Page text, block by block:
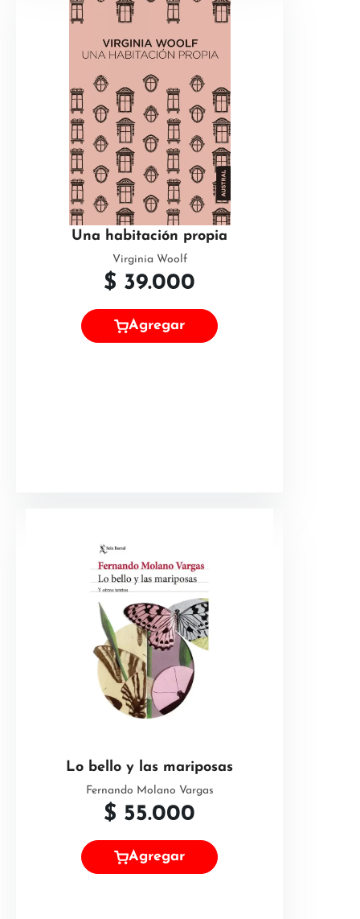
Una habitación propia
Virginia Woolf
$ 39.000
Agregar
Lo bello y las mariposas
Fernando Molano Vargas
$ 55.000
Agregar